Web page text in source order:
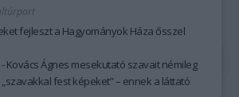
fejleszt a Hagyományok Háza ősszel
Kovács Ágnes mesekutató szavait némileg
fest képeket” – ennek a láttató